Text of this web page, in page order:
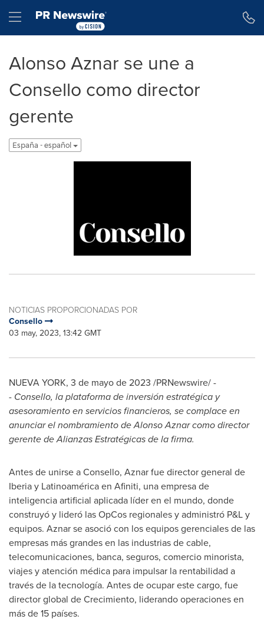
Hamburger menu
Alonso Aznar se une a
Consello como director
gerente
España - español
NOTICIAS PROPORCIONADAS POR
Consello
03 may, 2023, 13:42 GMT
NUEVA YORK, 3 de mayo de 2023 /PRNewswire/ -
- Consello, la plataforma de inversión estratégica y
asesoramiento en servicios financieros, se complace en
anunciar el nombramiento deAlonso Aznarcomo director
gerente de Alianzas Estratégicas de la firma.
Antes de unirse a Consello, Aznar fue director general de
Iberia y Latinoamérica en Afiniti, una empresa de
inteligencia artificial aplicada líder en el mundo, donde
construyó y lideró las OpCos regionales y administró P&L y
equipos. Aznar se asoció con los equipos gerenciales de las
empresas más grandes en las industrias de cable,
telecomunicaciones, banca, seguros, comercio minorista,
viajes y atención médica para impulsar la rentabilidad a
través de la tecnología. Antes de ocupar este cargo, fue
director global de Crecimiento, liderando operaciones en
más de 15 países.